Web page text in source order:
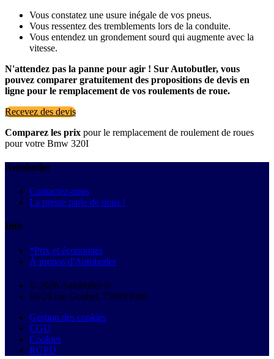
Vous constatez une usure inégale de vos pneus.
Vous ressentez des tremblements lors de la conduite.
Vous entendez un grondement sourd qui augmente avec la
vitesse.
N'attendez pas la panne pour agir ! Sur Autobutler, vous
pouvez comparer gratuitement des propositions de devis en
ligne pour le remplacement de vos roulements de roue.
Recevez des devis
Comparez les prix pour le remplacement de roulement de roues
pour votre Bmw 320I
Autobutler
Contactez-nous
La presse parle de nous !
Info
*Prix et économies
À propos d'Autobutler
© 2026 Autobutler.fr
18-26 rue Goubet, 75019 Paris
Gestion des cookies
CGU
Cookies
RGPD